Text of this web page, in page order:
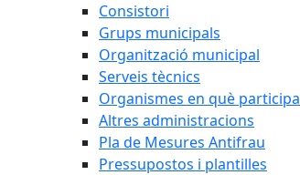
Consistori
Grups municipals
Organització municipal
Serveis tècnics
Organismes en què participa
Altres administracions
Pla de Mesures Antifrau
Pressupostos i plantilles